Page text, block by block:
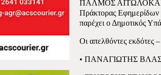
ΠΑΛΜΟΣ
Πράκτορας Εφημερίδων
παρέχει ο Δημοτικός
Οι απελθόντες εκδότες
• ΠΑΝΑΓΙΩΤΗΣ